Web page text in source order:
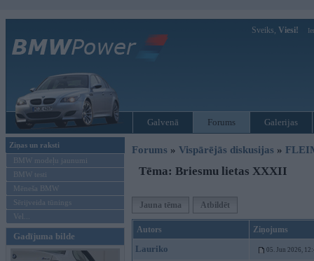
Sveiks, Viesi!
Galvenā Forums Galerijas
Ziņas un raksti
BMW modeļu jaunumi
BMW testi
Mēneša BMW
Sērijveida tūnings
Vel...
Gadījuma bilde
Forums » Vispārējās diskusijas »
Tēma: Briesmu lietas XXXII
Jauna tēma Atbildēt
Autors Ziņojums
Lauriko 05. Jun 2026,